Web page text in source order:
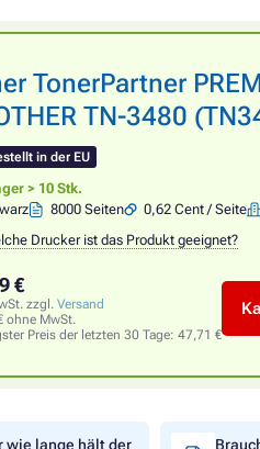
TonerPartner
TN-3480
in der EU
> 10 Stk.
8000 Seiten 0,62 Cent / Seite
Drucker ist das Produkt geeignet?
€
zzgl. Versand
ohne MwSt.
Preis der letzten 30 Tage: 47,71 €
wie lange hält der